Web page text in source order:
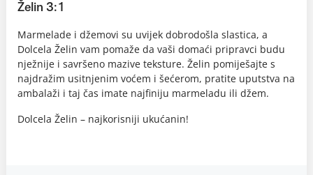
Želin 3:1
Marmelade i džemovi su uvijek dobrodošla slastica, a
Dolcela Želin vam pomaže da vaši domaći pripravci budu
nježnije i savršeno mazive teksture. Želin pomiješajte s
najdražim usitnjenim voćem i šećerom, pratite uputstva na
ambalaži i taj čas imate najfiniju marmeladu ili džem.
Dolcela Želin – najkorisniji ukućanin!